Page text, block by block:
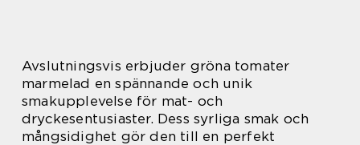
Avslutningsvis erbjuder gröna tomater
marmelad en spännande och unik
smakupplevelse för mat- och
dryckesentusiaster. Dess syrliga smak och
mångsidighet gör den till en perfekt